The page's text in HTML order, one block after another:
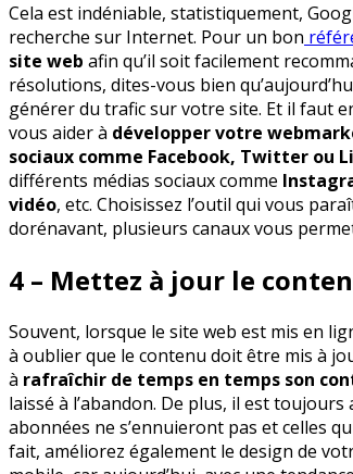
Cela est indéniable, statistiquement,
recherche sur Internet. Pour un bon
site web afin qu’il soit facilement
résolutions, dites-vous bien
générer du trafic sur votre site. Et il faut
vous aider à développer votre
sociaux comme Facebook, Twitter ou
différents médias sociaux comme
vidéo, etc. Choisissez l’outil qui vous
dorénavant, plusieurs canaux vous
4 – Mettez à jour le
Souvent, lorsque le site web est mis en
à oublier que le contenu doit être mis à
à rafraîchir de temps en temps son
laissé à l’abandon. De plus, il est
abonnées ne s’ennuieront pas et celles
fait, améliorez également le design de